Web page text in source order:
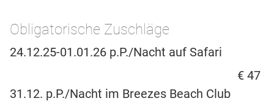
Obligatorische Zuschläge
24.12.25-01.01.26 p.P./Nacht auf Safari
€ 47
31.12. p.P./Nacht im Breezes Beach Club